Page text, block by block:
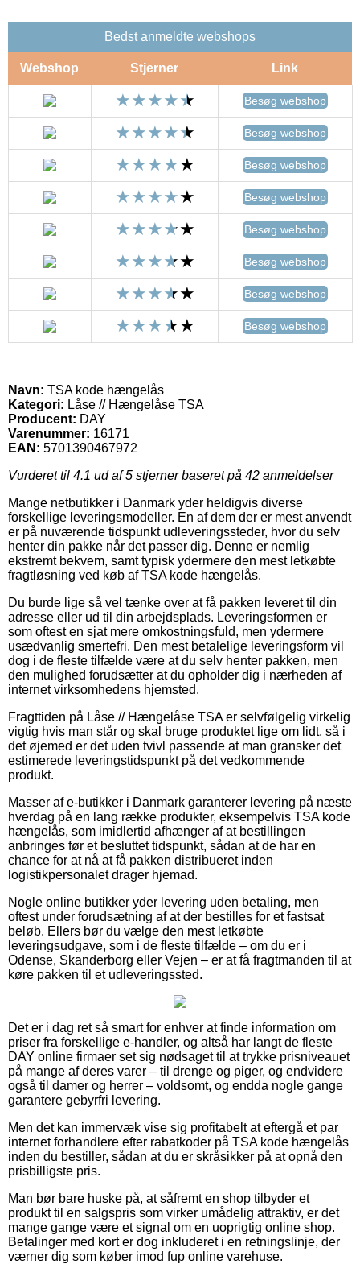
Bedst anmeldte webshops
Webshop Stjerner Link
Besøg webshop
Besøg webshop
Besøg webshop
Besøg webshop
Besøg webshop
Besøg webshop
Besøg webshop
Besøg webshop
Navn: TSA kode hængelås
Kategori: Låse // Hængelåse TSA
Producent: DAY
Varenummer: 16171
EAN: 5701390467972
Vurderet til 4.1 ud af 5 stjerner baseret på 42 anmeldelser
Mange netbutikker i Danmark yder heldigvis diverse
forskellige leveringsmodeller. En af dem der er mest anvendt
er på nuværende tidspunkt udleveringssteder, hvor du selv
henter din pakke når det passer dig. Denne er nemlig
ekstremt bekvem, samt typisk ydermere den mest letkøbte
fragtløsning ved køb af TSA kode hængelås.
Du burde lige så vel tænke over at få pakken leveret til din
adresse eller ud til din arbejdsplads. Leveringsformen er
som oftest en sjat mere omkostningsfuld, men ydermere
usædvanlig smertefri. Den mest betalelige leveringsform vil
dog i de fleste tilfælde være at du selv henter pakken, men
den mulighed forudsætter at du opholder dig i nærheden af
internet virksomhedens hjemsted.
Fragttiden på Låse // Hængelåse TSA er selvfølgelig virkelig
vigtig hvis man står og skal bruge produktet lige om lidt, så i
det øjemed er det uden tvivl passende at man gransker det
estimerede leveringstidspunkt på det vedkommende
produkt.
Masser af e-butikker i Danmark garanterer levering på næste
hverdag på en lang række produkter, eksempelvis TSA kode
hængelås, som imidlertid afhænger af at bestillingen
anbringes før et besluttet tidspunkt, sådan at de har en
chance for at nå at få pakken distribueret inden
logistikpersonalet drager hjemad.
Nogle online butikker yder levering uden betaling, men
oftest under forudsætning af at der bestilles for et fastsat
beløb. Ellers bør du vælge den mest letkøbte
leveringsudgave, som i de fleste tilfælde – om du er i
Odense, Skanderborg eller Vejen – er at få fragtmanden til at
køre pakken til et udleveringssted.
Det er i dag ret så smart for enhver at finde information om
priser fra forskellige e-handler, og altså har langt de fleste
DAY online firmaer set sig nødsaget til at trykke prisniveauet
på mange af deres varer – til drenge og piger, og endvidere
også til damer og herrer – voldsomt, og endda nogle gange
garantere gebyrfri levering.
Men det kan immervæk vise sig profitabelt at eftergå et par
internet forhandlere efter rabatkoder på TSA kode hængelås
inden du bestiller, sådan at du er skråsikker på at opnå den
prisbilligste pris.
Man bør bare huske på, at såfremt en shop tilbyder et
produkt til en salgspris som virker umådelig attraktiv, er det
mange gange være et signal om en uoprigtig online shop.
Betalinger med kort er dog inkluderet i en retningslinje, der
værner dig som køber imod fup online varehuse.